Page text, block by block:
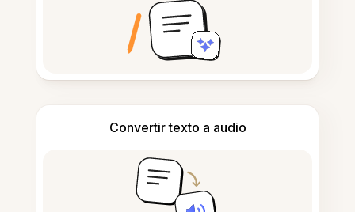
Convertir texto a audio